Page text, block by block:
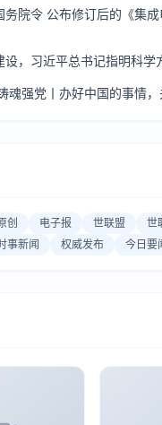
务院令 公布修订后的《集
设，习近平总书记指明科学
魂强党丨办好中国的事情
创 电子报 世联盟 世
事新闻 权威发布 今日要